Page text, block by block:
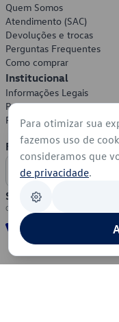
Quem Somos
Atendimento (SAC)
Devoluções e trocas
Perguntas Frequentes
Como comprar
Institucional
Informações Legais
Política de Privacidade
Política de Cookies
Formas de Pagamento
Segurança
Para otimizar sua
fazemos uso de
consideramos que
de privacidade.